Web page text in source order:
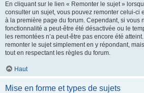
En cliquant sur le lien « Remonter le sujet »
consulter un sujet, vous pouvez remonter celui-ci
à la première page du forum. Cependant, si vous
fonctionnalité a peut-être été désactivée ou le
les remontées n’a peut-être pas encore été
remonter le sujet simplement en y répondant,
tout en respectant les règles du forum.
Haut
Mise en forme et types de sujets